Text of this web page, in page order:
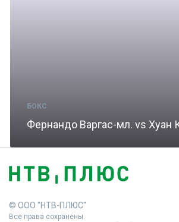
БОКС
© ООО "НТВ-ПЛЮС"
Все права сохранены.